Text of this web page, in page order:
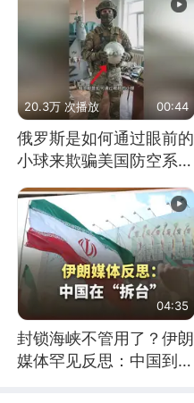
20.3万 次播放 00:44
俄罗斯是如何通过眼前的
小球来欺骗美国防空系统
04:35
封锁海峡不管用了？伊朗
媒体罕见反思：中国到底